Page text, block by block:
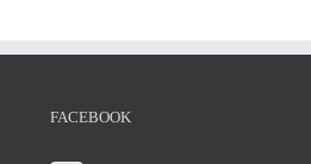
FACEBOOK